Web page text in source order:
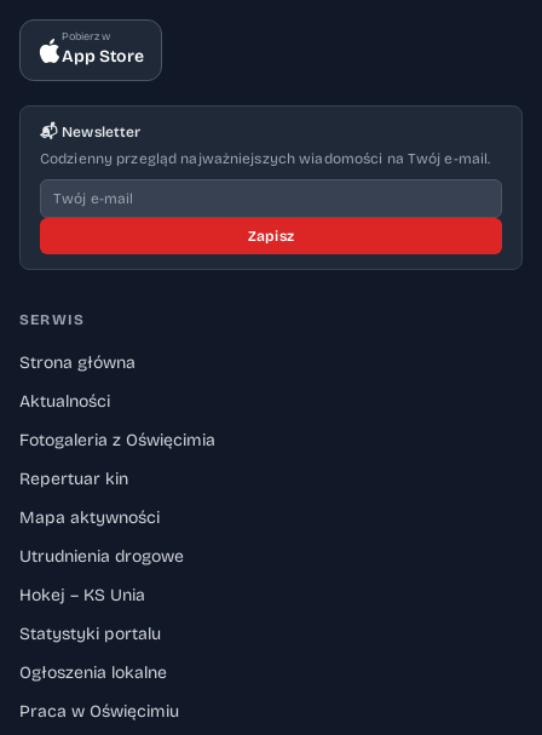
Pobierz w
App Store
📬 Newsletter
Codzienny przegląd najważniejszych wiadomości na Twój e-mail.
Zapisz
SERWIS
Strona główna
Aktualności
Fotogaleria z Oświęcimia
Repertuar kin
Mapa aktywności
Utrudnienia drogowe
Hokej – KS Unia
Statystyki portalu
Ogłoszenia lokalne
Praca w Oświęcimiu